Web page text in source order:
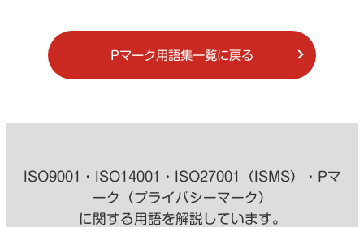
Pマーク用語集一覧に戻る
ISO9001・ISO14001・ISO27001（ISMS）・Pマ
ーク（プライバシーマーク）
に関する用語を解説しています。